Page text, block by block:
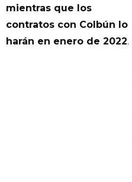
mientras que los
contratos con Colbún lo
harán en enero de 2022.